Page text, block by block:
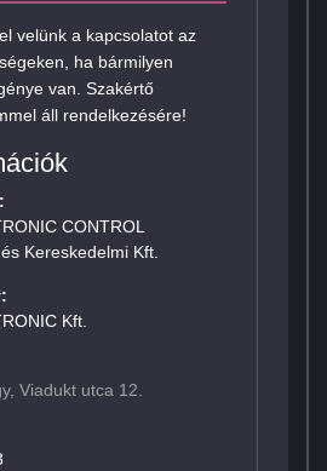
velünk a kapcsolatot az
ha bármilyen
van. Szakértő
áll rendelkezésére!
CONTROL
Kereskedelmi Kft.
Kft.
Viadukt utca 12.